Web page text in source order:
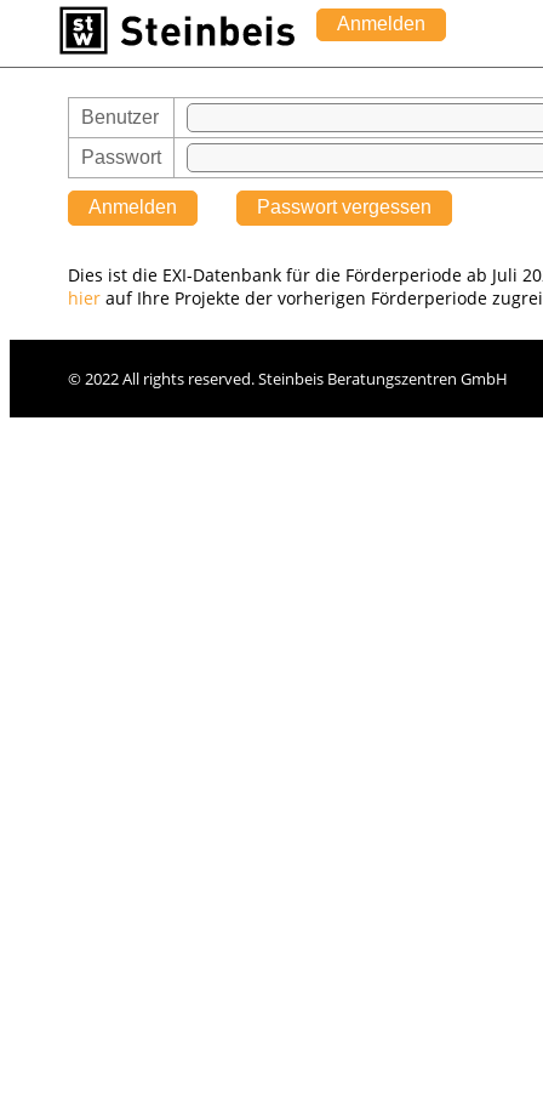
Anmelden
Benutzer
Passwort
Anmelden Passwort vergessen
Dies ist die EXI-Datenbank für die Förderperiode ab Juli
hier auf Ihre Projekte der vorherigen Förderperiode
© 2022 All rights reserved. Steinbeis Beratungszentren GmbH